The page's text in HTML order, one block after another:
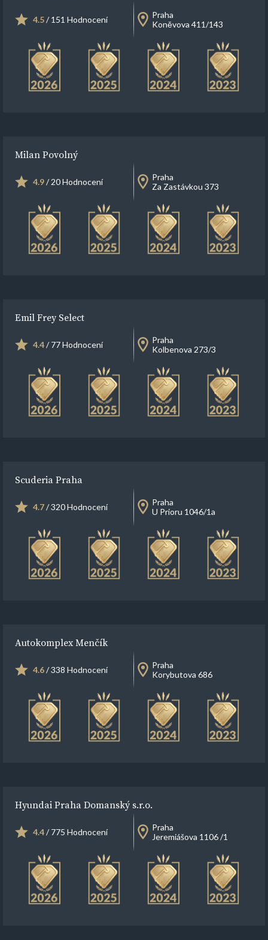
4.5/ 151 Hodnocení
Praha
Koněvova 411/143
Milan Povolný
4.9/ 20 Hodnocení
Praha
Za Zastávkou 373
Emil Frey Select
4.4/ 77 Hodnocení
Praha
Kolbenova 273/3
Scuderia Praha
4.7/ 320 Hodnocení
Praha
U Prioru 1046/1a
Autokomplex Menčík
4.6/ 338 Hodnocení
Praha
Korybutova 686
Hyundai Praha Domanský s.r.o.
4.4/ 775 Hodnocení
Praha
Jeremiášova 1106 /1